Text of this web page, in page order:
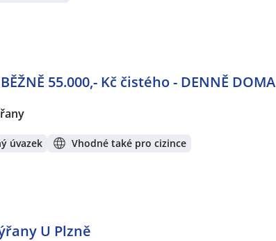
55.000,- Kč čistého - DENNĚ DOMA
úvazek Vhodné také pro cizince
U Plzně